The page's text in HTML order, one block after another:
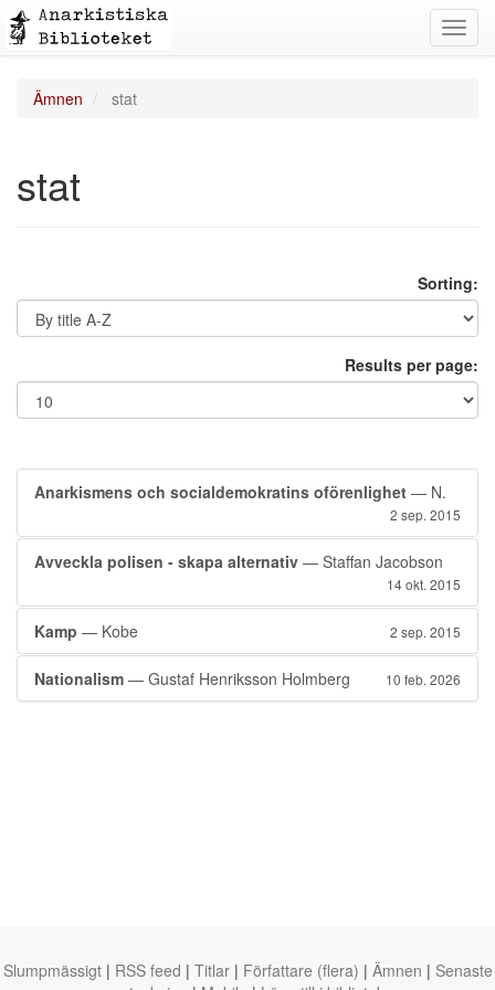
Ämnen stat
stat
Sorting:
Results per page:
Anarkismens och socialdemokratins oförenlighet — N.
2 sep. 2015
Avveckla polisen - skapa alternativ — Staffan Jacobson
14 okt. 2015
Kamp — Kobe 2 sep. 2015
Nationalism — Gustaf Henriksson Holmberg 10 feb. 2026
Slumpmässigt | RSS feed | Titlar | Författare (flera) | Ämnen | Senaste